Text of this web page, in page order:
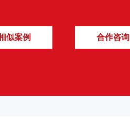
似案例 合作咨询